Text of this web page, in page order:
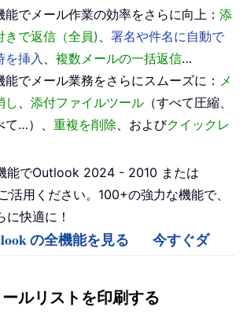
能でメール作業の効率をさらに向上： 添
きで返信（全員)、 署名や件名に自動で
を挿入、 複数メールの一括返信…
能でメール業務をさらにスムーズに： メ
し、 添付ファイルツール （すべて圧縮、
…）、 重複を削除、およびクイックレ
能でOutlook 2024 - 2010 または
用ください。100+の強力な機能で、
に快適に！
の全機能を見る
今すぐダ
ルリストを印刷する